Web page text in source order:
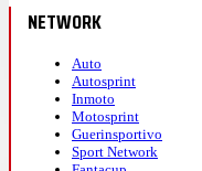
NETWORK
Auto
Autosprint
Inmoto
Motosprint
Guerinsportivo
Sport Network